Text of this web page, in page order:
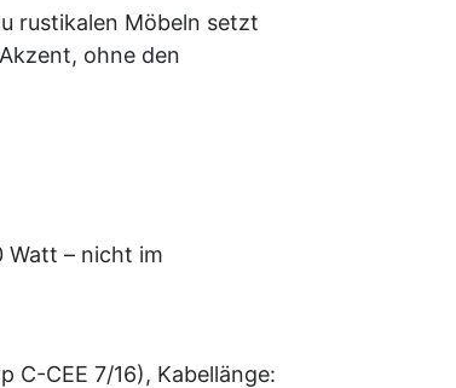
rustikalen Möbeln setzt
ohne den
Watt – nicht im
C-CEE 7/16), Kabellänge: